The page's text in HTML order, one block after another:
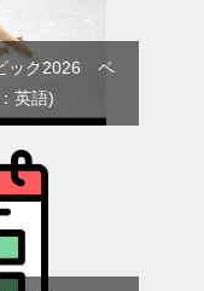
ック2026 ペ
英語)